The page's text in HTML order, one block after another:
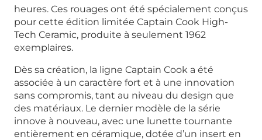
heures. Ces rouages ont été spécialement conçus
pour cette édition limitée Captain Cook High-
Tech Ceramic, produite à seulement 1962
exemplaires.
Dès sa création, la ligne Captain Cook a été
associée à un caractère fort et à une innovation
sans compromis, tant au niveau du design que
des matériaux. Le dernier modèle de la série
innove à nouveau, avec une lunette tournante
entièrement en céramique, dotée d’un insert en